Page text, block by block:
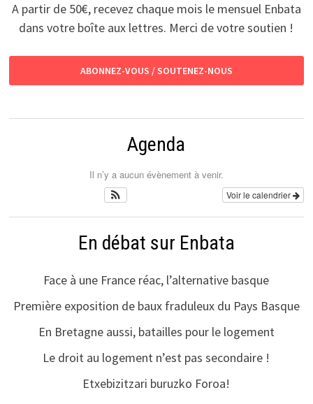
A partir de 50€, recevez chaque mois le mensuel Enbata
dans votre boîte aux lettres. Merci de votre soutien !
ABONNEZ-VOUS / SOUTENEZ-NOUS
Agenda
Il n’y a aucun évènement à venir.
Voir le calendrier
En débat sur Enbata
Face à une France réac, l’alternative basque
Première exposition de baux fraduleux du Pays Basque
En Bretagne aussi, batailles pour le logement
Le droit au logement n’est pas secondaire !
Etxebizitzari buruzko Foroa!